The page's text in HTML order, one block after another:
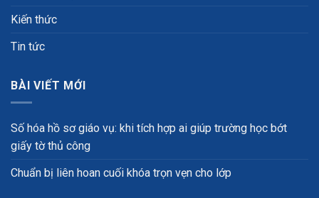
Kiến thức
Tin tức
BÀI VIẾT MỚI
Số hóa hồ sơ giáo vụ: khi tích hợp ai giúp trường học bớt
giấy tờ thủ công
Chuẩn bị liên hoan cuối khóa trọn vẹn cho lớp